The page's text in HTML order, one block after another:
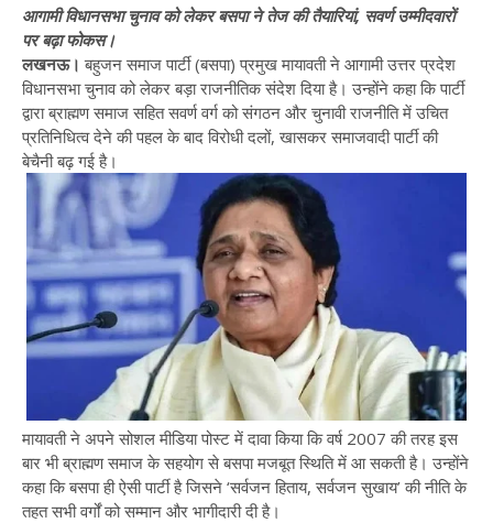
आगामी विधानसभा चुनाव को लेकर बसपा ने तेज की तैयारियां, सवर्ण उम्मीदवारों
पर बढ़ा फोकस।
लखनऊ।बहुजन समाज पार्टी (बसपा) प्रमुख मायावती ने आगामी उत्तर प्रदेश
विधानसभा चुनाव को लेकर बड़ा राजनीतिक संदेश दिया है। उन्होंने कहा कि पार्टी
द्वारा ब्राह्मण समाज सहित सवर्ण वर्ग को संगठन और चुनावी राजनीति में उचित
प्रतिनिधित्व देने की पहल के बाद विरोधी दलों, खासकर समाजवादी पार्टी की
बेचैनी बढ़ गई है।
मायावती ने अपने सोशल मीडिया पोस्ट में दावा किया कि वर्ष 2007 की तरह इस
बार भी ब्राह्मण समाज के सहयोग से बसपा मजबूत स्थिति में आ सकती है। उन्होंने
कहा कि बसपा ही ऐसी पार्टी है जिसने ‘सर्वजन हिताय, सर्वजन सुखाय’ की नीति के
तहत सभी वर्गों को सम्मान और भागीदारी दी है।